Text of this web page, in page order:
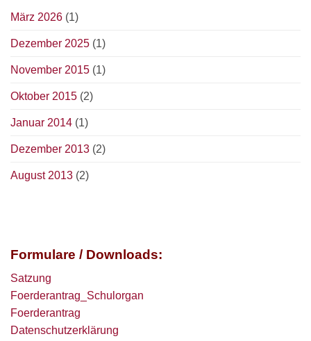
März 2026 (1)
Dezember 2025 (1)
November 2015 (1)
Oktober 2015 (2)
Januar 2014 (1)
Dezember 2013 (2)
August 2013 (2)
Formulare / Downloads:
Satzung
Foerderantrag_Schulorgan
Foerderantrag
Datenschutzerklärung